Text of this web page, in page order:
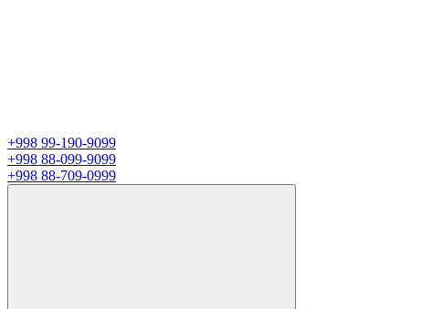
+998 99-190-9099
+998 88-099-9099
+998 88-709-0999